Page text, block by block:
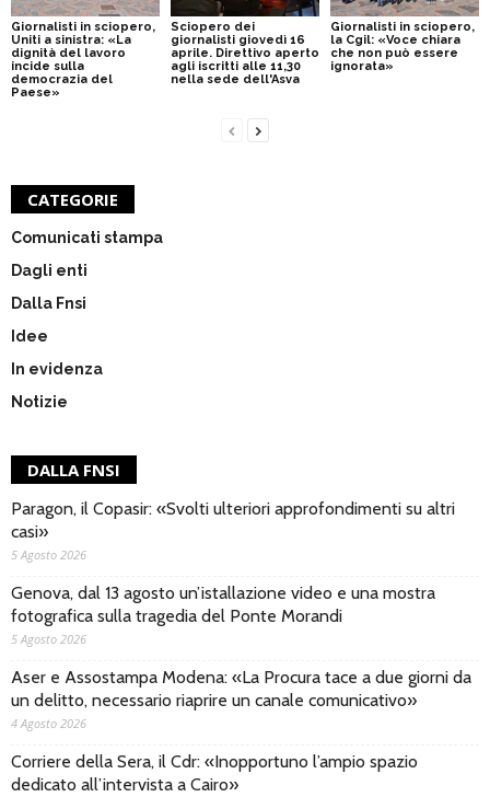
Giornalisti in sciopero,
Uniti a sinistra: «La
dignità del lavoro
incide sulla
democrazia del
Paese»
Sciopero dei
giornalisti giovedì 16
aprile. Direttivo aperto
agli iscritti alle 11,30
nella sede dell'Asva
Giornalisti in sciopero,
la Cgil: «Voce chiara
che non può essere
ignorata»
CATEGORIE
Comunicati stampa
Dagli enti
Dalla Fnsi
Idee
In evidenza
Notizie
DALLA FNSI
Paragon, il Copasir: «Svolti ulteriori approfondimenti su altri
casi»
5 Agosto 2026
Genova, dal 13 agosto un’istallazione video e una mostra
fotografica sulla tragedia del Ponte Morandi
5 Agosto 2026
Aser e Assostampa Modena: «La Procura tace a due giorni da
un delitto, necessario riaprire un canale comunicativo»
4 Agosto 2026
Corriere della Sera, il Cdr: «Inopportuno l’ampio spazio
dedicato all’intervista a Cairo»